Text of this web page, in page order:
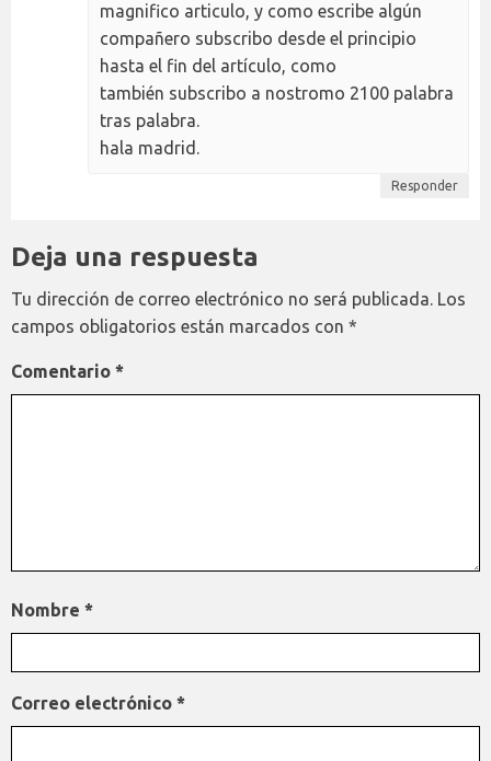
magnifico articulo, y como escribe algún
compañero subscribo desde el principio
hasta el fin del artículo, como
también subscribo a nostromo 2100 palabra
tras palabra.
hala madrid.
Responder
Deja una respuesta
Tu dirección de correo electrónico no será publicada. Los
campos obligatorios están marcados con *
Comentario *
Nombre *
Correo electrónico *